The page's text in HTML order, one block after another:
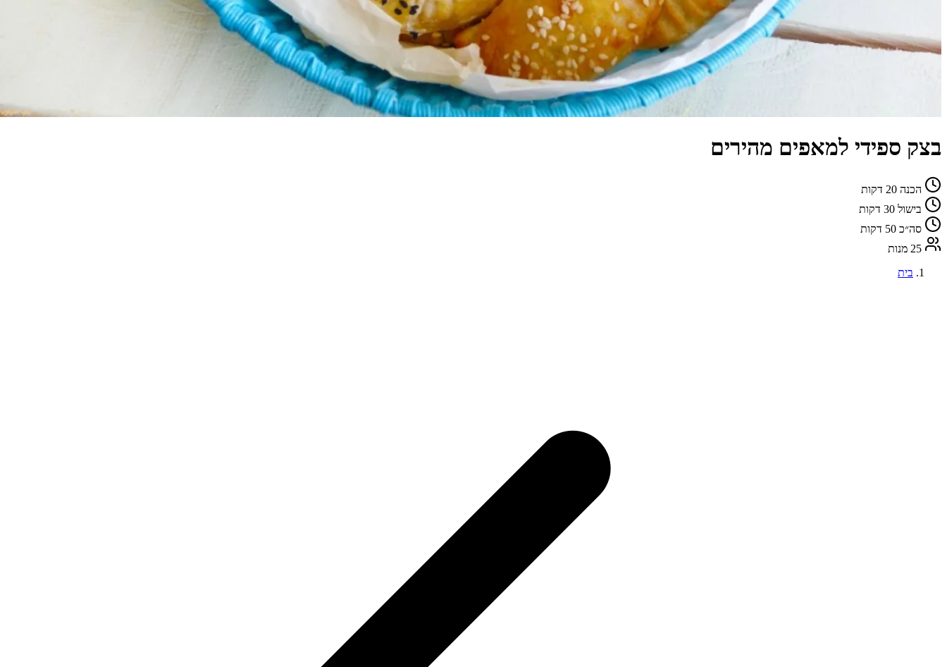
בצק ספידי למאפים מהירים
הכנה
בישול
סה״כ
25 מנות
בית